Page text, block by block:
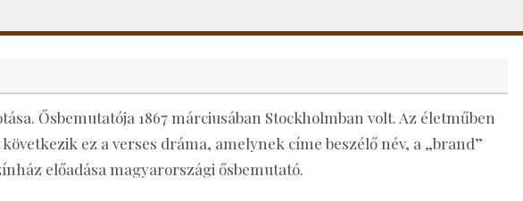
Ősbemutatója 1867 márciusában Stockholmban volt. Az életműben
ez a verses dráma, amelynek címe beszélő név, a „brand”
előadása magyarországi ősbemutató.